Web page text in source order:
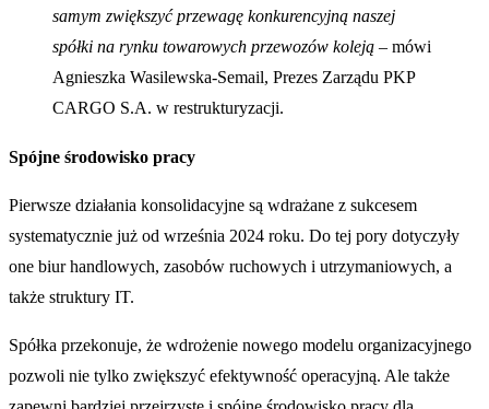
samym zwiększyć przewagę konkurencyjną naszej
spółki na rynku towarowych przewozów koleją – mówi
Agnieszka Wasilewska-Semail, Prezes Zarządu PKP
CARGO S.A. w restrukturyzacji.
Spójne środowisko pracy
Pierwsze działania konsolidacyjne są wdrażane z sukcesem
systematycznie już od września 2024 roku. Do tej pory dotyczyły
one biur handlowych, zasobów ruchowych i utrzymaniowych, a
także struktury IT.
Spółka przekonuje, że wdrożenie nowego modelu organizacyjnego
pozwoli nie tylko zwiększyć efektywność operacyjną. Ale także